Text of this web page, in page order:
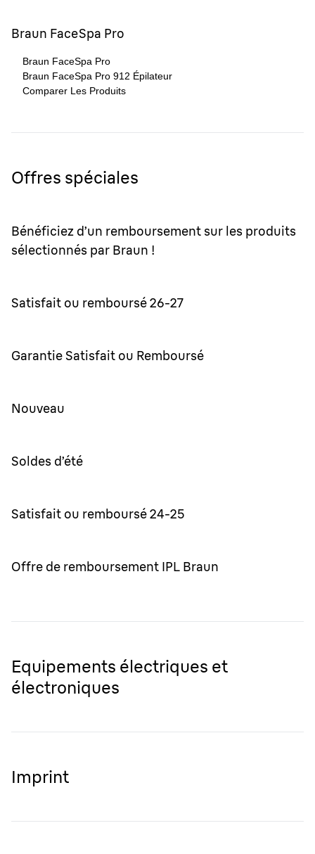
Braun FaceSpa Pro
Braun FaceSpa Pro
Braun FaceSpa Pro 912 Épilateur
Comparer Les Produits
Offres spéciales
Bénéficiez d’un remboursement sur les produits
sélectionnés par Braun !
Satisfait ou remboursé 26-27
Garantie Satisfait ou Remboursé
Nouveau
Soldes d’été
Satisfait ou remboursé 24-25
Offre de remboursement IPL Braun
Equipements électriques et
électroniques
Imprint